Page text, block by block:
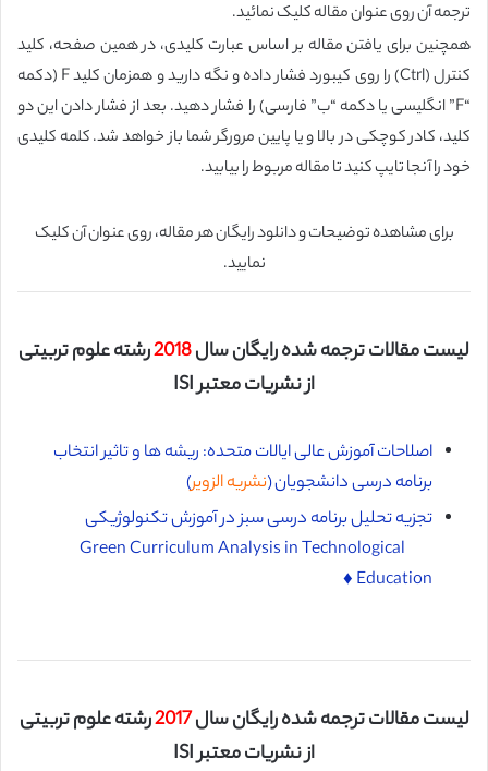
ترجمه آن روی عنوان مقاله کلیک نمائید.
همچنین برای یافتن مقاله بر اساس عبارت کلیدی، در همین صفحه، کلید
کنترل (Ctrl) را روی کیبورد فشار داده و نگه دارید و همزمان کلید F (دکمه
“F” انگلیسی یا دکمه “ب” فارسی) را فشار دهید. بعد از فشار دادن این دو
کلید، کادر کوچکی در بالا و یا پایین مرورگر شما باز خواهد شد. کلمه کلیدی
خود را آنجا تایپ کنید تا مقاله مربوط را بیابید.
برای مشاهده توضیحات و دانلود رایگان هر مقاله، روی عنوان آن کلیک
نمایید.
لیست مقالات ترجمه شده رایگان سال2018رشته علوم تربیتی
از نشریات معتبر ISI
اصلاحات آموزش عالی ایالات متحده: ریشه ها و تاثیر انتخاب
برنامه درسی دانشجویان (نشریه الزویر)
تجزیه تحلیل برنامه درسی سبز در آموزش تکنولوژیکی
Green Curriculum Analysis in Technological
Education ♦️
لیست مقالات ترجمه شده رایگان سال2017رشته علوم تربیتی
از نشریات معتبر ISI